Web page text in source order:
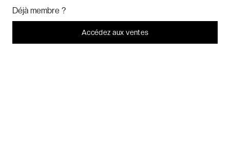
Déjà membre ?
Accédez aux ventes
Marketing? Vous pouvez toujours modifier ou retirer votre
Je refuse C'est bon.